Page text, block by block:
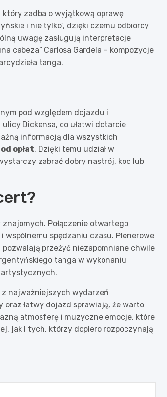
który zadba o wyjątkową oprawę
i nie tylko”, dzięki czemu odbiorcy
uwagę zasługują interpretacje
cabeza” Carlosa Gardela – kompozycje
tanga.
pod względem dojazdu i
Dickensa, co ułatwi dotarcie
informacją dla wszystkich
opłat. Dzięki temu udział w
zabrać dobry nastrój, koc lub
Połączenie otwartego
wspólnemu spędzaniu czasu. Plenerowe
przeżyć niezapomniane chwile
tanga w wykonaniu
artystycznych.
z najważniejszych wydarzeń
łatwy dojazd sprawiają, że warto
atmosferę i muzyczne emocje, które
jak i tych, którzy dopiero rozpoczynają